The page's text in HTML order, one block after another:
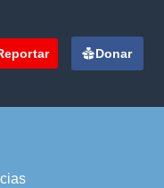
Donar